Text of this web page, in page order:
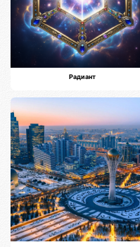
Радиант